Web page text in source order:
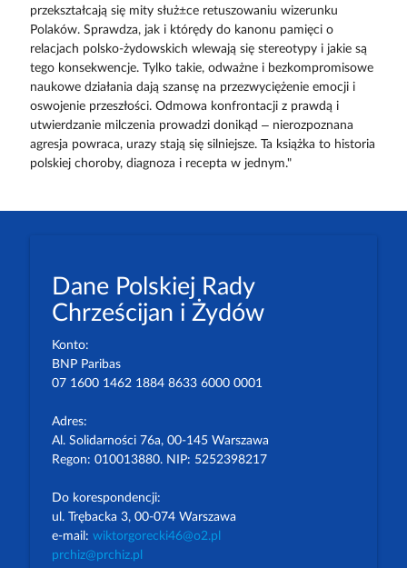
przekształcają się mity służ±ce retuszowaniu wizerunku
Polaków. Sprawdza, jak i którędy do kanonu pamięci o
relacjach polsko-żydowskich wlewają się stereotypy i jakie są
tego konsekwencje. Tylko takie, odważne i bezkompromisowe
naukowe działania dają szansę na przezwyciężenie emocji i
oswojenie przeszłości. Odmowa konfrontacji z prawdą i
utwierdzanie milczenia prowadzi donikąd – nierozpoznana
agresja powraca, urazy stają się silniejsze. Ta książka to historia
polskiej choroby, diagnoza i recepta w jednym."
Dane Polskiej Rady
Chrześcijan i Żydów
Konto:
BNP Paribas
07 1600 1462 1884 8633 6000 0001
Adres:
Al. Solidarności 76a, 00-145 Warszawa
Regon: 010013880. NIP: 5252398217
Do korespondencji:
ul. Trębacka 3, 00-074 Warszawa
e-mail: wiktorgorecki46@o2.pl
prchiz@prchiz.pl